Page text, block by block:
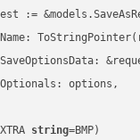
:=
options,
string=BMP)